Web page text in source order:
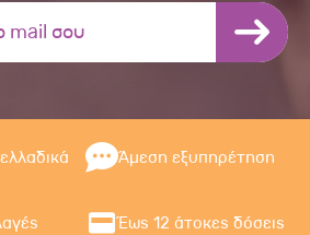
Άμεση εξυπηρέτηση
Έως 12 άτοκες δόσεις